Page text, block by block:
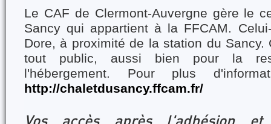
Le CAF de Clermont-Auvergne gère le
Sancy qui appartient à la FFCAM.
Dore, à proximité de la station du
tout public, aussi bien pour la
l'hébergement. Pour plus
http://chaletdusancy.ffcam.fr/